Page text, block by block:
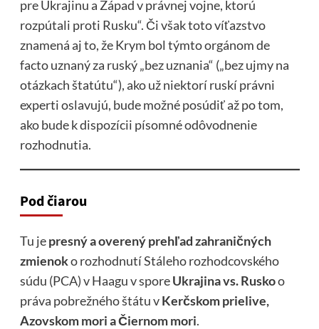
pre Ukrajinu a Západ v právnej vojne, ktorú
rozpútali proti Rusku“. Či však toto víťazstvo
znamená aj to, že Krym bol týmto orgánom de
facto uznaný za ruský „bez uznania“ („bez ujmy na
otázkach štatútu“), ako už niektorí ruskí právni
experti oslavujú, bude možné posúdiť až po tom,
ako bude k dispozícii písomné odôvodnenie
rozhodnutia.
Pod čiarou
Tu jepresný a overený prehľad zahraničných
zmienoko rozhodnutí Stáleho rozhodcovského
súdu (PCA) v Haagu v sporeUkrajina vs. Ruskoo
práva pobrežného štátu vKerčskom prielive,
Azovskom mori a Čiernom mori.